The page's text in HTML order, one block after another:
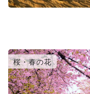
桜・春の花